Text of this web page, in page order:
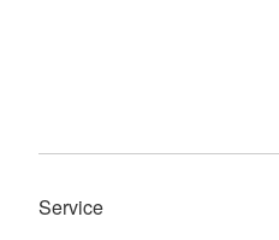
Service